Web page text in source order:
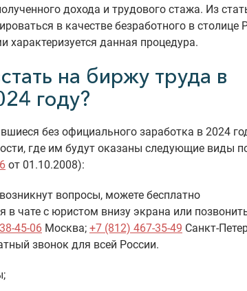
дохода и трудового стажа. Из
в качестве безработного в столице
характеризуется данная процедура.
на биржу труда в
году?
без официального заработка в 2024
где им будут оказаны следующие виды
от 01.10.2008):
вопросы, можете бесплатно
в чате с юристом внизу экрана или
45-06 Москва; +7 (812) 467-35-49 Санкт-
звонок для всей России.